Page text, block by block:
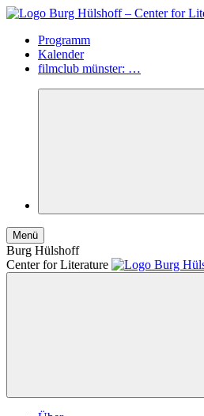
Programm
Kalender
filmclub münster: …
Menü
Burg Hülshoff
Center for Literature